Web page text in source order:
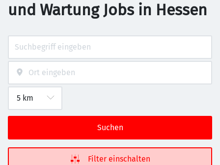
und Wartung Jobs in Hessen
Suchen
Filter einschalten